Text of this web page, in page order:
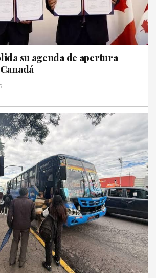
su agenda de apertura